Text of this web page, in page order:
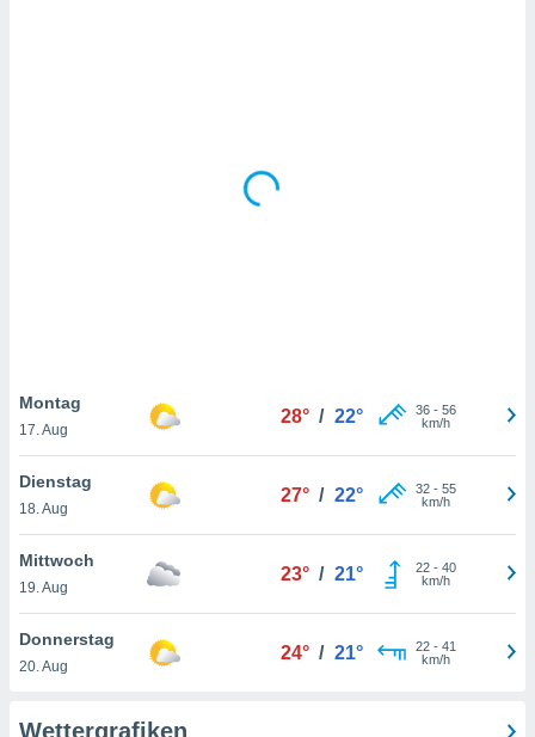
nicht
von
und
auf
klicken.
Montag
17. Aug
28° / 22° 36- 56
km/h
Dienstag
18. Aug
27° / 22° 32- 55
km/h
Mittwoch
19. Aug
23° / 21° 22- 40
km/h
Donnerstag
20. Aug
24° / 21° 22- 41
km/h
Wettergrafiken